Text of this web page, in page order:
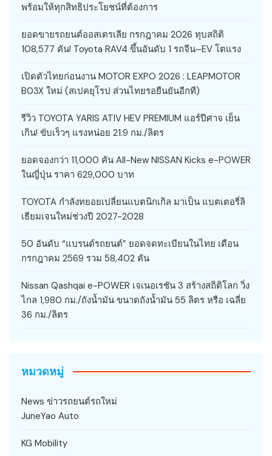
พร้อมให้ทุกสิทธิประโยชน์ที่ต้องการ
ยอดขายรถยนต์ออสเตรเลีย กรกฎาคม 2026 ทุบสถิติ
108,577 คัน! Toyota RAV4 ขึ้นอันดับ 1 รถจีน–EV โตแรง
เปิดตัวไทยก่อนงาน MOTOR EXPO 2026 : LEAPMOTOR
B03X ใหม่ (สเปคยุโรป ส่วนไทยรอยืนยันอีกที)
รีวิว TOYOTA YARIS ATIV HEV PREMIUM แอร์ปีศาจ เย็น
เกิน! ขับเร็วๆ แรงหน่อย 21.9 กม./ลิตร
ยอดจองกว่า 11,000 คัน All-New NISSAN Kicks e-POWER
ในญี่ปุ่น ราคา 629,000 บาท
TOYOTA กำลังทยอยเปลี่ยนแบตนิกเกิล มาเป็น แบตเตอรี่ลิ
เธียมเจนใหม่ช่วงปี 2027-2028
50 อันดับ “แบรนด์รถยนต์” ยอดจดทะเบียนในไทย เดือน
กรกฎาคม 2569 รวม 58,402 คัน
Nissan Qashqai e-POWER เจเนอเรชัน 3 สร้างสถิติโลก วิ่ง
ไกล 1,980 กม./ถังน้ำมัน ขนาดถังน้ำมัน 55 ลิตร หรือ เฉลี่ย
36 กม./ลิตร
หมวดหมู่
News ข่าวรถยนต์รถใหม่
JuneYao Auto
KG Mobility